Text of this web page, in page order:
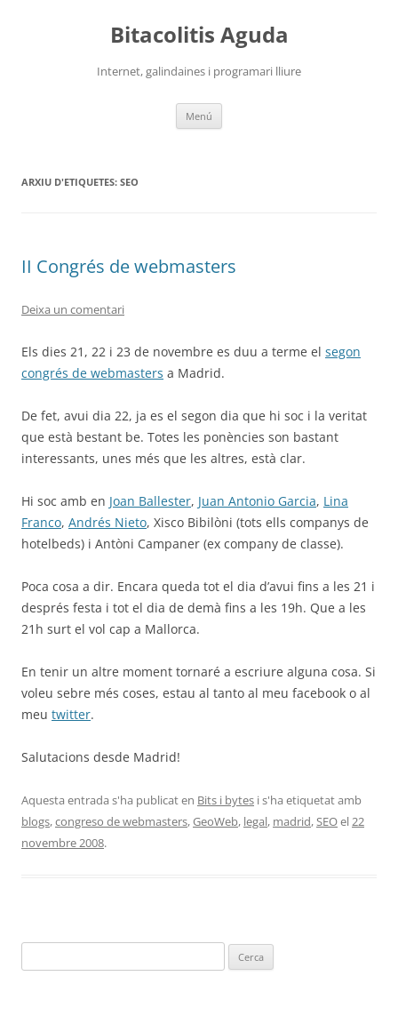
Bitacolitis Aguda
Internet, galindaines i programari lliure
Menú
ARXIU D'ETIQUETES: SEO
II Congrés de webmasters
Deixa un comentari
Els dies 21, 22 i 23 de novembre es duu a terme el segon
congrés de webmasters a Madrid.
De fet, avui dia 22, ja es el segon dia que hi soc i la veritat
que està bestant be. Totes les ponències son bastant
interessants, unes més que les altres, està clar.
Hi soc amb en Joan Ballester, Juan Antonio Garcia, Lina
Franco, Andrés Nieto, Xisco Bibilòni (tots ells companys de
hotelbeds) i Antòni Campaner (ex company de classe).
Poca cosa a dir. Encara queda tot el dia d’avui fins a les 21 i
després festa i tot el dia de demà fins a les 19h. Que a les
21h surt el vol cap a Mallorca.
En tenir un altre moment tornaré a escriure alguna cosa. Si
voleu sebre més coses, estau al tanto al meu facebook o al
meu twitter.
Salutacions desde Madrid!
Aquesta entrada s'ha publicat en Bits i bytes i s'ha etiquetat amb
blogs,congreso de webmasters,GeoWeb, legal, madrid,SEOel22
novembre 2008.